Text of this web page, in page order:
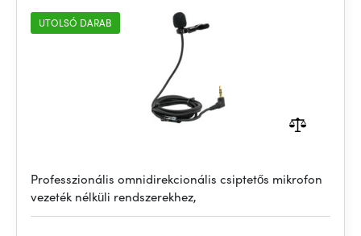
UTOLSÓ DARAB
Professzionális omnidirekcionális csiptetős mikrofon
vezeték nélküli rendszerekhez,